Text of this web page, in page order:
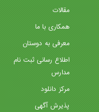
مقالات
همکاری با ما
معرفی به دوستان
اطلاع رسانی ثبت نام
مدارس
مرکز دانلود
پذیرش آگهی